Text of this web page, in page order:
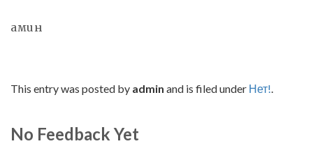
амин
This entry was posted by admin and is filed under Нет!.
No Feedback Yet